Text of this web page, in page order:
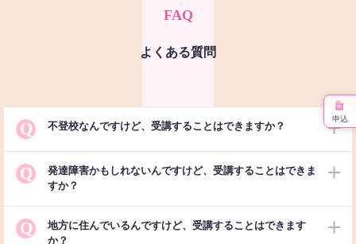
FAQ
よくある質問
Q 不登校なんですけど、受講することはできますか？
Q
発達障害かもしれないんですけど、受講することはできま
すか？
Q
地方に住んでいるんですけど、受講することはできます
か？
申込